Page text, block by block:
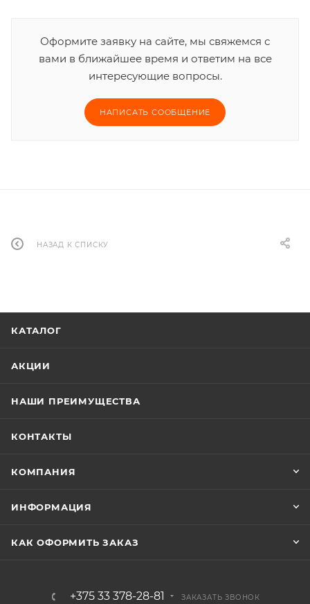
Оформите заявку на сайте, мы свяжемся с
вами в ближайшее время и ответим на все
интересующие вопросы.
НАПИСАТЬ СООБЩЕНИЕ
НАЗАД К СПИСКУ
КАТАЛОГ
АКЦИИ
НАШИ ПРЕИМУЩЕСТВА
КОНТАКТЫ
КОМПАНИЯ
ИНФОРМАЦИЯ
КАК ОФОРМИТЬ ЗАКАЗ
+375 33 378-28-81 ЗАКАЗАТЬ ЗВОНОК